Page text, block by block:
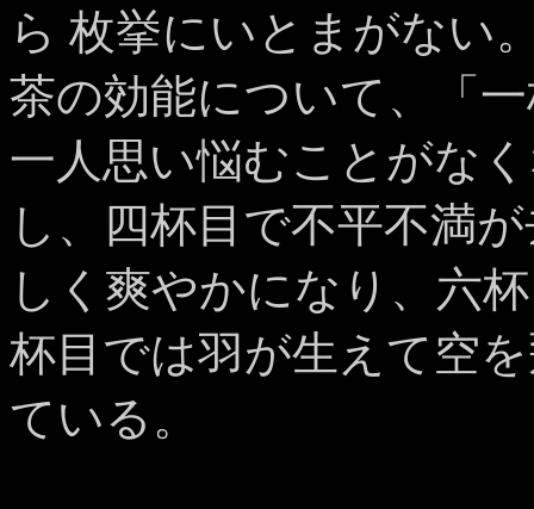
ら 枚挙にいとまがない
茶の効能について、「
一人思い悩むことがな
し、四杯目で不平不満
しく爽やかになり、六
杯目では羽が生えて空
ている。